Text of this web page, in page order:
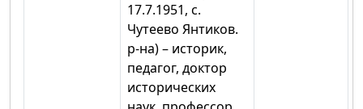
17.7.1951, с.
Чутеево Янтиков.
р-на) – историк,
педагог, доктор
исторических